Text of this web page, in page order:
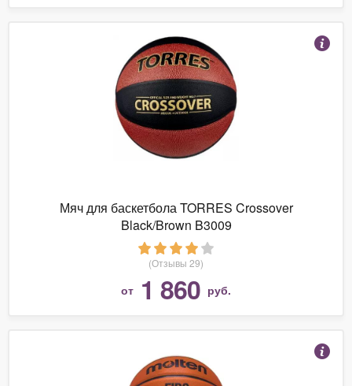
Мяч для баскетбола TORRES Crossover
Black/Brown B3009
(Отзывы 29)
от 1 860 руб.